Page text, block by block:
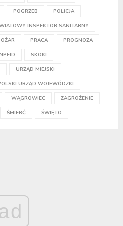
POGRZEB POLICJA
INSPEKTOR SANITARNY
PRACA PROGNOZA
SKOKI
URZĄD MIEJSKI
URZĄD WOJEWÓDZKI
WĄGROWIEC ZAGROŻENIE
ŚMIERĆ ŚWIĘTO
ad